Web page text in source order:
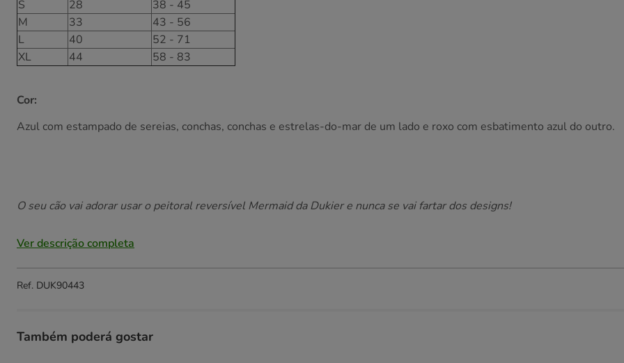
S
28
38 - 45
M
33
43 - 56
L
40
52 - 71
XL
44 58 - 83
Cor:
Azul com estampado de sereias, conchas, conchas e estrelas-do-mar de um lado e roxo com esbatimento azul do outro.
O seu cão vai adorar usar o peitoral reversível Mermaid da Dukier e nunca se vai fartar dos designs!
Ver descrição completa
Ref. DUK90443
Também poderá gostar